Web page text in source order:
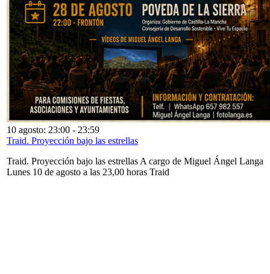
10 agosto: 23:00 - 23:59
Traid. Proyección bajo las estrellas
Traid. Proyección bajo las estrellas A cargo de Miguel Ángel Langa
Lunes 10 de agosto a las 23,00 horas Traid